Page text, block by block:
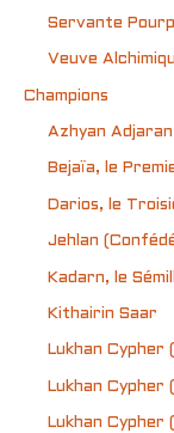
Servante
Veuve
Champions
Azhyan Adjaran
Bejaïa, le
Darios, le
Jehlan
Kadarn, le
Kithairin Saar
Lukhan Cypher
Lukhan Cypher
Lukhan Cypher